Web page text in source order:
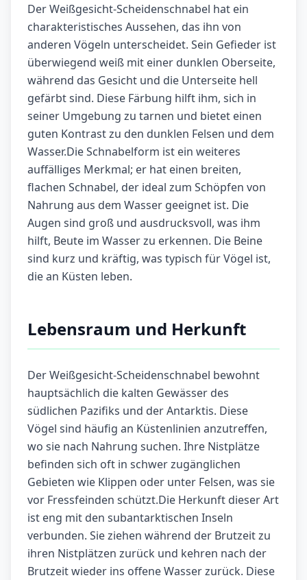
Der Weißgesicht-Scheidenschnabel hat ein
charakteristisches Aussehen, das ihn von
anderen Vögeln unterscheidet. Sein Gefieder ist
überwiegend weiß mit einer dunklen Oberseite,
während das Gesicht und die Unterseite hell
gefärbt sind. Diese Färbung hilft ihm, sich in
seiner Umgebung zu tarnen und bietet einen
guten Kontrast zu den dunklen Felsen und dem
Wasser.Die Schnabelform ist ein weiteres
auffälliges Merkmal; er hat einen breiten,
flachen Schnabel, der ideal zum Schöpfen von
Nahrung aus dem Wasser geeignet ist. Die
Augen sind groß und ausdrucksvoll, was ihm
hilft, Beute im Wasser zu erkennen. Die Beine
sind kurz und kräftig, was typisch für Vögel ist,
die an Küsten leben.
Lebensraum und Herkunft
Der Weißgesicht-Scheidenschnabel bewohnt
hauptsächlich die kalten Gewässer des
südlichen Pazifiks und der Antarktis. Diese
Vögel sind häufig an Küstenlinien anzutreffen,
wo sie nach Nahrung suchen. Ihre Nistplätze
befinden sich oft in schwer zugänglichen
Gebieten wie Klippen oder unter Felsen, was sie
vor Fressfeinden schützt.Die Herkunft dieser Art
ist eng mit den subantarktischen Inseln
verbunden. Sie ziehen während der Brutzeit zu
ihren Nistplätzen zurück und kehren nach der
Brutzeit wieder ins offene Wasser zurück. Diese